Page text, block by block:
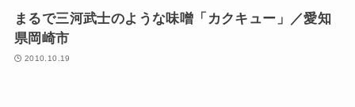
まるで三河武士のような味噌「カクキュー」／愛知
県岡崎市
2010.10.19